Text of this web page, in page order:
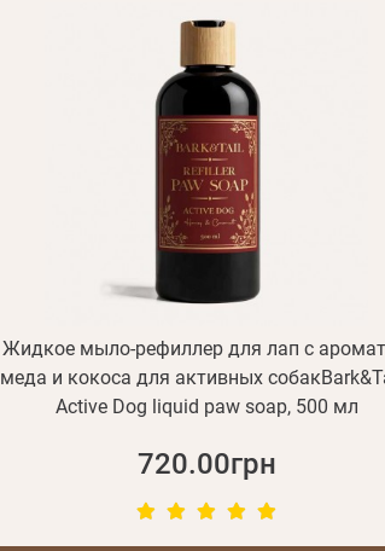
Жидкое мыло-рефиллер для лап с
меда и кокоса для активных
Active Dog liquid paw soap, 500 мл
720.00грн